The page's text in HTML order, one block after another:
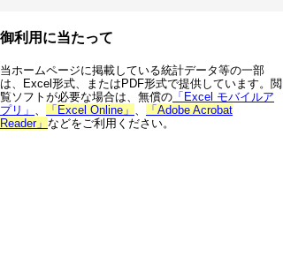
御利用に当たって
当ホームページに掲載している統計データ等の一部
は、Excel形式、またはPDF形式で提供しています。閲
覧ソフトが必要な場合は、無償の 「Excel モバイルア
プリ」
「Excel Online」
「Adobe Acrobat
Reader」 などをご利用ください。